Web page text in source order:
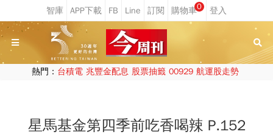
0
熱門： 台積電 兆豐金配息 股票抽籤 00929 航運股走勢
星馬基金第四季前吃香喝辣 P.152